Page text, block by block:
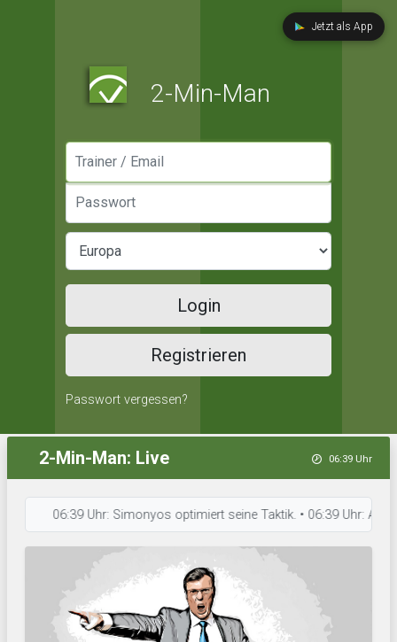
Jetzt als App
2-Min-Man
Login
Registrieren
Passwort vergessen?
2-Min-Man: Live 06:39 Uhr
06:39 Uhr: Simonyos optimiert seine Taktik. • 06:39 Uhr: